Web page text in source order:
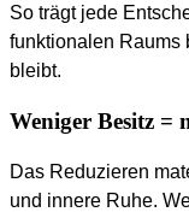
So trägt jede
funktionalen Raums
bleibt.
Weniger Besitz
Das Reduzieren
und innere Ruhe.